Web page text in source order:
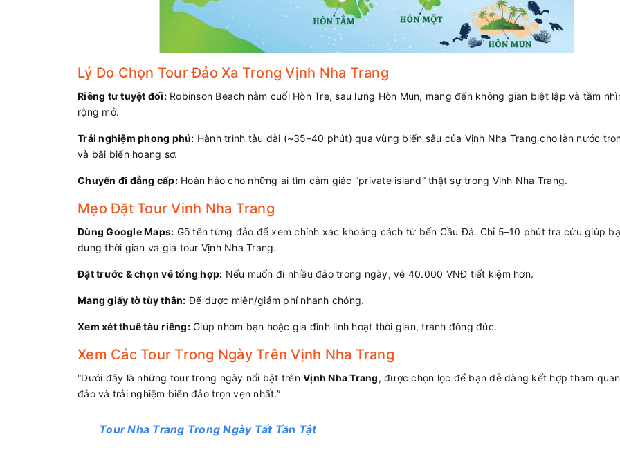
Lý Do Chọn Tour Đảo Xa Trong Vịnh Nha Trang
Riêng tư tuyệt đối:Robinson Beach nằm cuối Hòn Tre, sau lưng Hòn Mun, mang đến không gian biệt lập và tầm
rộng mở.
Trải nghiệm phong phú: Hành trình tàu dài (~35–40 phút) qua vùng biển sâu của Vịnh Nha Trang cho làn nước
và bãi biển hoang sơ.
Chuyến đi đẳng cấp:Hoàn hảo cho những ai tìm cảm giác “private island” thật sự trong Vịnh Nha Trang.
Mẹo Đặt Tour Vịnh Nha Trang
Dùng Google Maps: Gõ tên từng đảo để xem chính xác khoảng cách từ bến Cầu Đá. Chỉ 5–10 phút tra cứu giúp
dung thời gian và giá tour Vịnh Nha Trang.
Đặt trước & chọn vé tổng hợp: Nếu muốn đi nhiều đảo trong ngày, vé 40.000 VNĐ tiết kiệm hơn.
Mang giấy tờ tùy thân: Để được miễn/giảm phí nhanh chóng.
Xem xét thuê tàu riêng:Giúp nhóm bạn hoặc gia đình linh hoạt thời gian, tránh đông đúc.
Xem Các Tour Trong Ngày Trên Vịnh Nha Trang
“Dưới đây là những tour trong ngày nổi bật trên Vịnh Nha Trang, được chọn lọc để bạn dễ dàng kết hợp tham
đảo và trải nghiệm biển đảo trọn vẹn nhất.”
Tour Nha Trang Trong Ngày Tất Tần Tật